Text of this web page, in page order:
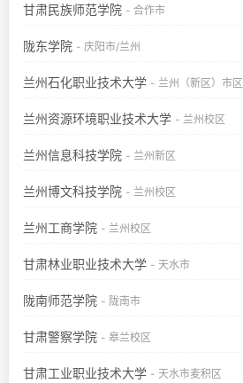
甘肃民族师范学院 - 合作市
陇东学院 - 庆阳市/兰州
兰州石化职业技术大学 - 兰州（新区）市区
兰州资源环境职业技术大学 - 兰州校区
兰州信息科技学院 - 兰州新区
兰州博文科技学院 - 兰州校区
兰州工商学院 - 兰州校区
甘肃林业职业技术大学 - 天水市
陇南师范学院 - 陇南市
甘肃警察学院 - 皋兰校区
甘肃工业职业技术大学 - 天水市麦积区